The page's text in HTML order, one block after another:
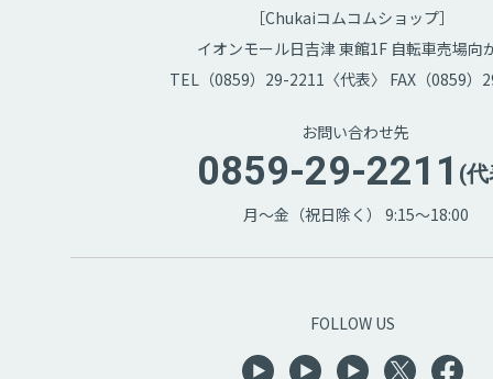
［Chukaiコムコムショップ］
イオンモール日吉津 東館1F 自転車売場向
TEL（0859）29-2211〈代表〉 FAX（0859）
お問い合わせ先
0859-29-2211 (
月～金（祝日除く） 9:15～18:00
FOLLOW US